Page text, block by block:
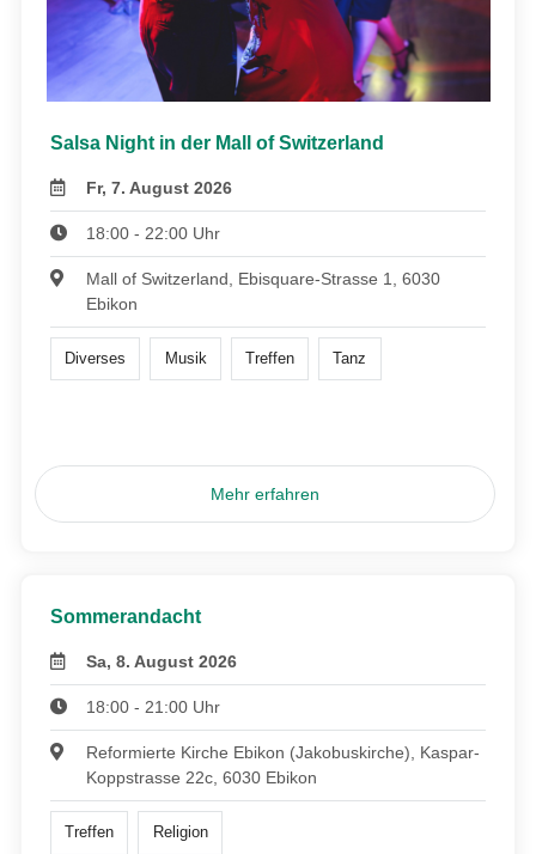
Salsa Night in der Mall of Switzerland
Fr, 7. August 2026
18:00 - 22:00 Uhr
Mall of Switzerland, Ebisquare-Strasse 1, 6030
Ebikon
Diverses Musik Treffen Tanz
Mehr erfahren
Sommerandacht
Sa, 8. August 2026
18:00 - 21:00 Uhr
Reformierte Kirche Ebikon (Jakobuskirche), Kaspar-
Koppstrasse 22c, 6030 Ebikon
Treffen Religion